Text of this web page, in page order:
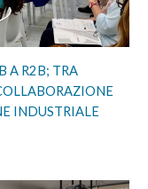
A R2B; TRA
INDUSTRIALE